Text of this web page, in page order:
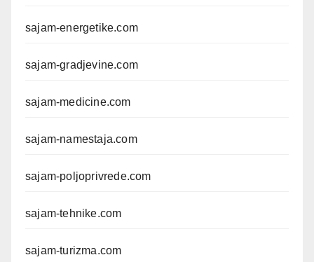
sajam-energetike.com
sajam-gradjevine.com
sajam-medicine.com
sajam-namestaja.com
sajam-poljoprivrede.com
sajam-tehnike.com
sajam-turizma.com